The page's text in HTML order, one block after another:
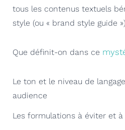
tous les contenus textuels
style (ou « brand style guide
Que définit-on dans ce
Le ton et le niveau de
audience
Les formulations à éviter et